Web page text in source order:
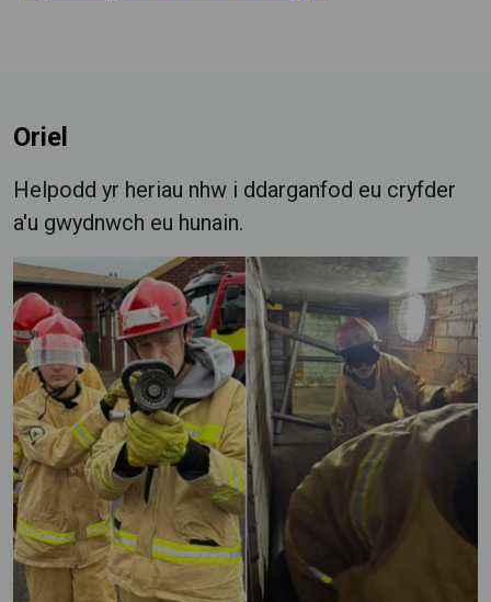
Oriel
Helpodd yr heriau nhw i ddarganfod eu cryfder
a'u gwydnwch eu hunain.